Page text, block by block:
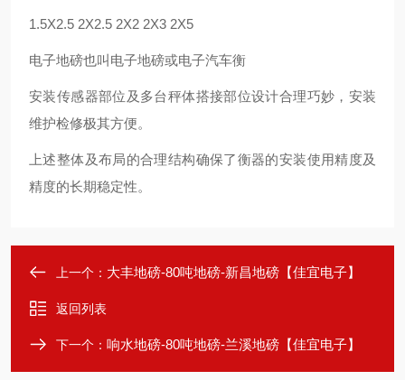
1.5X2.5 2X2.5 2X2 2X3 2X5
电子地磅也叫电子地磅或电子汽车衡
安装传感器部位及多台秤体搭接部位设计合理巧妙，安装
维护检修极其方便。
上述整体及布局的合理结构确保了衡器的安装使用精度及
精度的长期稳定性。
上一个： 大丰地磅-80吨地磅-新昌地磅【佳宜电子】
返回列表
下一个： 响水地磅-80吨地磅-兰溪地磅【佳宜电子】